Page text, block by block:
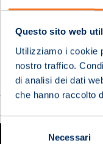
Questo sito web
Utilizziamo i cookie
nostro traffico.
di analisi dei dati
che hanno raccolto
Selezione
Necessari